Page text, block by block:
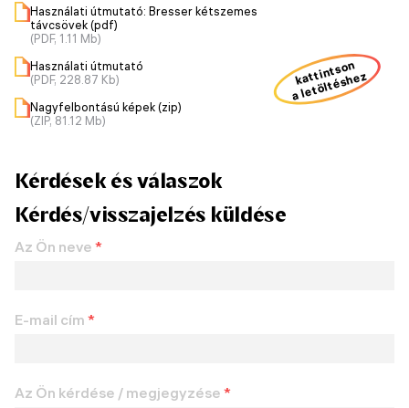
Használati útmutató: Bresser kétszemes
távcsövek (pdf)
(PDF, 1.11 Mb)
Használati útmutató
(PDF, 228.87 Kb)
Nagyfelbontású képek (zip)
(ZIP, 81.12 Mb)
kattintson
a letöltéshez
Kérdések és válaszok
Kérdés/visszajelzés küldése
Az Ön neve *
E-mail cím *
Az Ön kérdése / megjegyzése *